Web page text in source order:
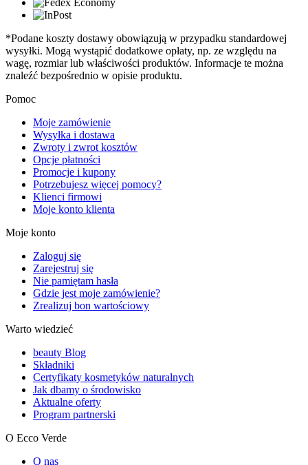
*Podane koszty dostawy obowiązują w przypadku standardowej
wysyłki. Mogą wystąpić dodatkowe opłaty, np. ze względu na
wagę, rozmiar lub właściwości produktów. Informacje te można
znaleźć bezpośrednio w opisie produktu.
Pomoc
Moje zamówienie
Wysyłka i dostawa
Zwroty i zwrot kosztów
Opcje płatności
Promocje i kupony
Potrzebujesz więcej pomocy?
Klienci firmowi
Moje konto klienta
Moje konto
Zaloguj się
Zarejestruj się
Nie pamiętam hasła
Gdzie jest moje zamówienie?
Zrealizuj bon wartościowy
Warto wiedzieć
beauty Blog
Składniki
Certyfikaty kosmetyków naturalnych
Jak dbamy o środowisko
Aktualne oferty
Program partnerski
O Ecco Verde
O nas